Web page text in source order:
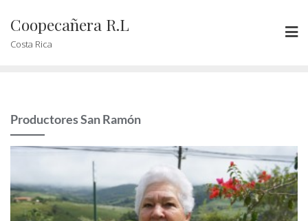
Coopecañera R.L
Costa Rica
Productores San Ramón